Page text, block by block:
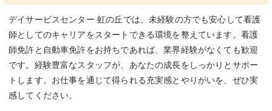
デイサービスセンター 虹の丘では、未経験の方でも安心して看護
師としてのキャリアをスタートできる環境を整えています。看護
師免許と自動車免許をお持ちであれば、業界経験がなくても歓迎
です。経験豊富なスタッフが、あなたの成長をしっかりとサポー
トします。お仕事を通じて得られる充実感とやりがいを、ぜひ実
感してください。